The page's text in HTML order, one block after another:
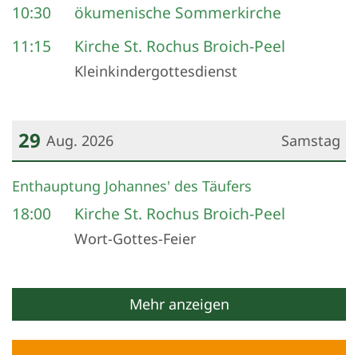
10:30
ökumenische Sommerkirche
11:15
Kirche St. Rochus Broich-Peel
Kleinkindergottesdienst
Samstag
29 Aug. 2026
Datum: 29. August 2026
Enthauptung Johannes' des Täufers
18:00 Kirche St. Rochus Broich-Peel
Wort-Gottes-Feier
Mehr anzeigen